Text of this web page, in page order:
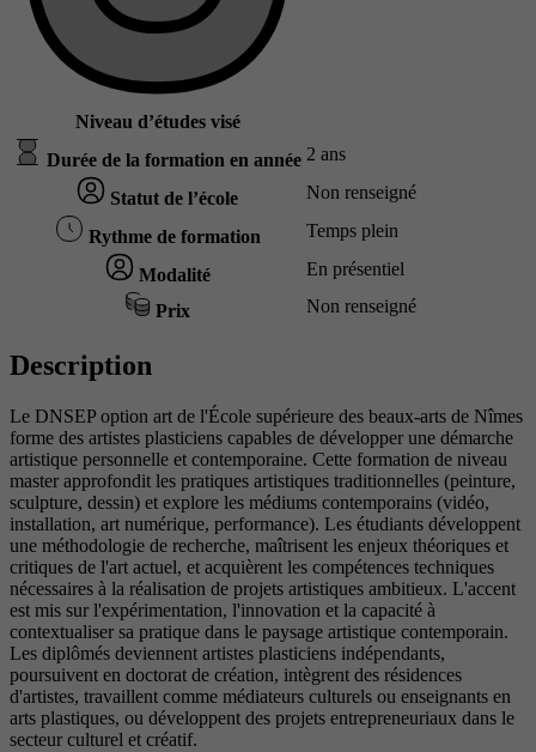
Niveau d’études visé
Durée de la formation en année 2 ans
Statut de l’école Non renseigné
Rythme de formation Temps plein
Modalité En présentiel
Prix Non renseigné
Description
Le DNSEP option art de l'École supérieure des beaux-arts de Nîmes
forme des artistes plasticiens capables de développer une démarche
artistique personnelle et contemporaine. Cette formation de niveau
master approfondit les pratiques artistiques traditionnelles (peinture,
sculpture, dessin) et explore les médiums contemporains (vidéo,
installation, art numérique, performance). Les étudiants développent
une méthodologie de recherche, maîtrisent les enjeux théoriques et
critiques de l'art actuel, et acquièrent les compétences techniques
nécessaires à la réalisation de projets artistiques ambitieux. L'accent
est mis sur l'expérimentation, l'innovation et la capacité à
contextualiser sa pratique dans le paysage artistique contemporain.
Les diplômés deviennent artistes plasticiens indépendants,
poursuivent en doctorat de création, intègrent des résidences
d'artistes, travaillent comme médiateurs culturels ou enseignants en
arts plastiques, ou développent des projets entrepreneuriaux dans le
secteur culturel et créatif.